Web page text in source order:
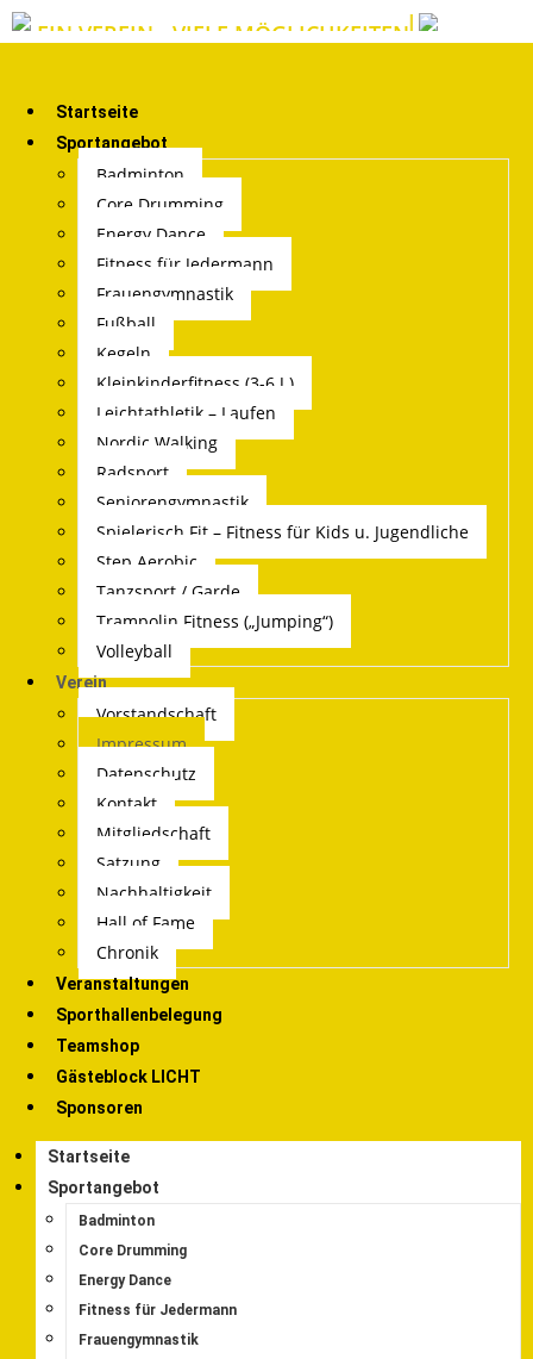
EIN VEREIN - VIELE MÖGLICHKEITEN
Startseite
Sportangebot
Badminton
Core Drumming
Energy Dance
Fitness für Jedermann
Frauengymnastik
Fußball
Kegeln
Kleinkinderfitness (3-6 J.)
Leichtathletik – Laufen
Nordic Walking
Radsport
Seniorengymnastik
Spielerisch Fit – Fitness für Kids u. Jugendliche
Step Aerobic
Tanzsport / Garde
Trampolin Fitness („Jumping“)
Volleyball
Verein
Vorstandschaft
Impressum
Datenschutz
Kontakt
Mitgliedschaft
Satzung
Nachhaltigkeit
Hall of Fame
Chronik
Veranstaltungen
Sporthallenbelegung
Teamshop
Gästeblock LICHT
Sponsoren
Startseite
Sportangebot
Badminton
Core Drumming
Energy Dance
Fitness für Jedermann
Frauengymnastik